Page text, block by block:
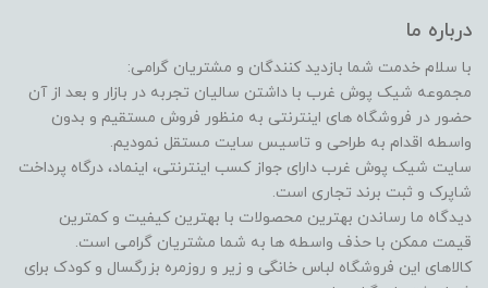
درباره ما
با سلام خدمت شما بازدید کنندگان و مشتریان گرامی:
مجموعه شیک پوش غرب با داشتن سالیان تجربه در بازار و بعد از آن
حضور در فروشگاه های اینترنتی به منظور فروش مستقیم و بدون
واسطه اقدام به طراحی و تاسیس سایت مستقل نمودیم.
سایت شیک پوش غرب دارای جواز کسب اینترنتی، اینماد، درگاه پرداخت
شاپرک و ثبت برند تجاری است.
دیدگاه ما رساندن بهترین محصولات با بهترین کیفیت و کمترین
قیمت ممکن با حذف واسطه ها به شما مشتریان گرامی است.
کالاهای این فروشگاه لباس خانگی و زیر و روزمره بزرگسال و کودک برای